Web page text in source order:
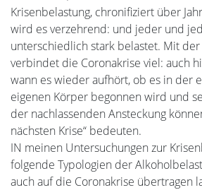
Krisenbelastung, chronifiziert über
wird es verzehrend: und jeder und
unterschiedlich stark belastet. Mit
verbindet die Coronakrise viel: auch
wann es wieder aufhört, ob es in der
eigenen Körper begonnen wird und
der nachlassenden Ansteckung
nächsten Krise“ bedeuten.
IN meinen Untersuchungen zur
folgende Typologien der
auch auf die Coronakrise übertragen